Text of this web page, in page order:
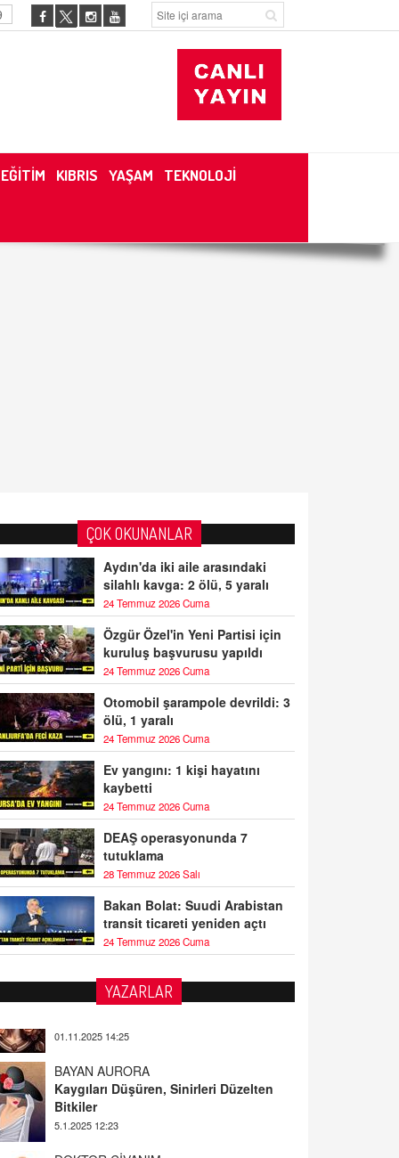
EĞİTİM KIBRIS YAŞAM TEKNOLOJİ
ÇOK OKUNANLAR
Aydın'da iki aile arasındaki
silahlı kavga: 2 ölü, 5 yaralı
24 Temmuz 2026 Cuma
Özgür Özel'in Yeni Partisi için
kuruluş başvurusu yapıldı
24 Temmuz 2026 Cuma
Otomobil şarampole devrildi: 3
ölü, 1 yaralı
24 Temmuz 2026 Cuma
Ev yangını: 1 kişi hayatını
kaybetti
24 Temmuz 2026 Cuma
DEAŞ operasyonunda 7
tutuklama
28 Temmuz 2026 Salı
Bakan Bolat: Suudi Arabistan
transit ticareti yeniden açtı
24 Temmuz 2026 Cuma
YAZARLAR
BAYAN AURORA
Bitkiler
5.1.2025 12:23
DOKTOR CİVANIM